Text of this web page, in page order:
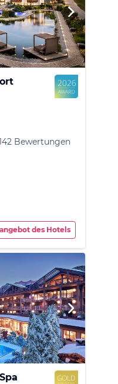
Bewertungen
des Hotels